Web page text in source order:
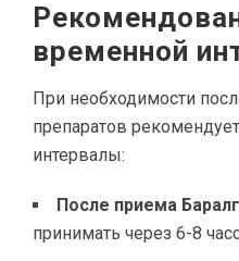
временной
При необходимости
препаратов
интервалы:
После приема
принимать через 6-8